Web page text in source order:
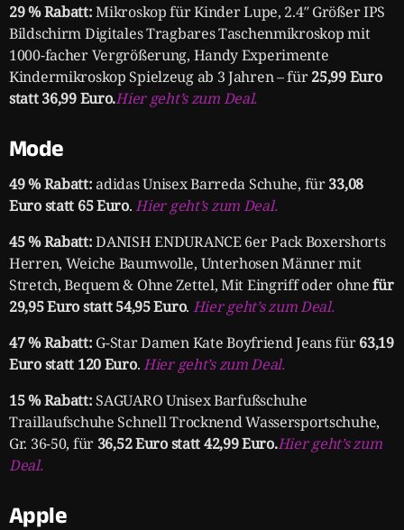
29 % Rabatt:Mikroskop für Kinder Lupe, 2.4″ Größer IPS
Bildschirm Digitales Tragbares Taschenmikroskop mit
1000-facher Vergrößerung, Handy Experimente
Kindermikroskop Spielzeug ab 3 Jahren – für25,99 Euro
statt 36,99 Euro.Hier geht’s zum Deal.
Mode
49 % Rabatt:adidas Unisex Barreda Schuhe, für33,08
Euro statt 65 Euro.Hier geht’s zum Deal.
45 % Rabatt:DANISH ENDURANCE 6er Pack Boxershorts
Herren, Weiche Baumwolle, Unterhosen Männer mit
Stretch, Bequem & Ohne Zettel, Mit Eingriff oder ohnefür
29,95 Euro statt 54,95 Euro. Hier geht’s zum Deal.
47 % Rabatt: G-Star Damen Kate Boyfriend Jeans für63,19
Euro statt 120 Euro.Hier geht’s zum Deal.
15 % Rabatt:SAGUARO Unisex Barfußschuhe
Traillaufschuhe Schnell Trocknend Wassersportschuhe,
Gr. 36-50, für 36,52 Euro statt 42,99 Euro.Hier geht’s zum
Deal.
Apple